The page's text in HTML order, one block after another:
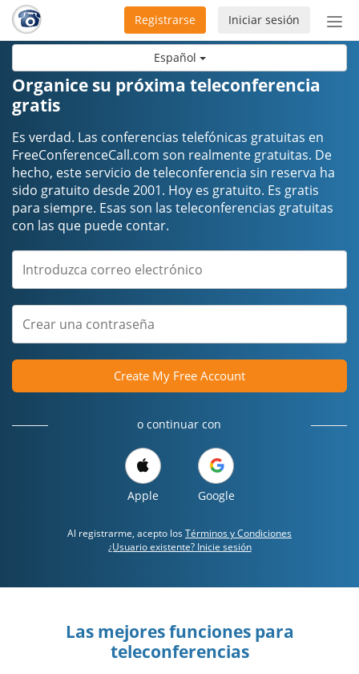
Español
de
Iniciar sesión
Registrarse
Organice su próxima teleconferencia
gratis
Es verdad. Las conferencias telefónicas gratuitas en
FreeConferenceCall.com son realmente gratuitas. De
hecho, este servicio de teleconferencia sin reserva ha
sido gratuito desde 2001. Hoy es gratuito. Es gratis
para siempre. Esas son las teleconferencias gratuitas
con las que puede contar.
Create My Free Account
o continuar con
Apple Google
Al registrarme, acepto los Términos y Condiciones
¿Usuario existente? Inicie sesión
Las mejores funciones para
teleconferencias